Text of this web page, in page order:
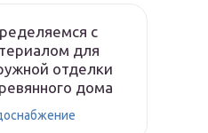
с
для
отделки
дома